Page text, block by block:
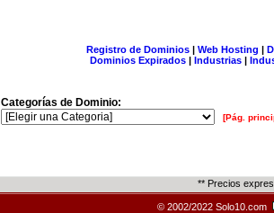
Registro de Dominios| Web Hosting |
Dominios Expirados | Industrias |
Categorías de Dominio:
[Pág.
** Precios
© 2002/2022 Solo10.com